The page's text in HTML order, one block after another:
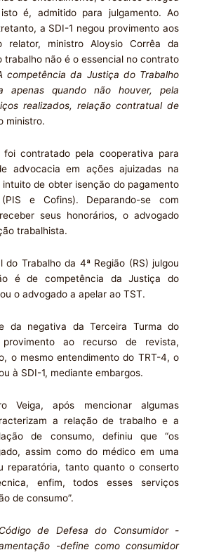
é, admitido para julgamento. Ao
a SDI-1 negou provimento aos
relator, ministro Aloysio Corrêa da
trabalho não é o essencial no contrato
competência da Justiça do Trabalho
apenas quando não houver, pela
realizados, relação contratual de
ministro.
foi contratado pela cooperativa para
advocacia em ações ajuizadas na
de obter isenção do pagamento
e Cofins). Deparando-se com
seus honorários, o advogado
trabalhista.
do Trabalho da 4ª Região (RS) julgou
é de competência da Justiça do
o advogado a apelar ao TST.
da negativa da Terceira Turma do
ao recurso de revista,
o mesmo entendimento do TRT-4, o
à SDI-1, mediante embargos.
Veiga, após mencionar algumas
a relação de trabalho e a
de consumo, definiu que “os
assim como do médico em uma
reparatória, tanto quanto o conserto
enfim, todos esses serviços
de consumo”.
Código de Defesa do Consumidor-
-define como consumidor